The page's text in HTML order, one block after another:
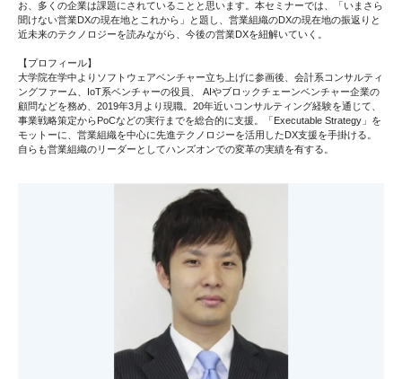
お、多くの企業は課題にされていることと思います。本セミナーでは、「いまさら
聞けない営業DXの現在地とこれから」と題し、営業組織のDXの現在地の振返りと
近未来のテクノロジーを読みながら、今後の営業DXを紐解いていく。
【プロフィール】
大学院在学中よりソフトウェアベンチャー立ち上げに参画後、会計系コンサルティ
ングファーム、IoT系ベンチャーの役員、 AIやブロックチェーンベンチャー企業の
顧問などを務め、2019年3月より現職。20年近いコンサルティング経験を通じて、
事業戦略策定からPoCなどの実行までを総合的に支援。「Executable Strategy」を
モットーに、営業組織を中心に先進テクノロジーを活用したDX支援を手掛ける。
自らも営業組織のリーダーとしてハンズオンでの変革の実績を有する。